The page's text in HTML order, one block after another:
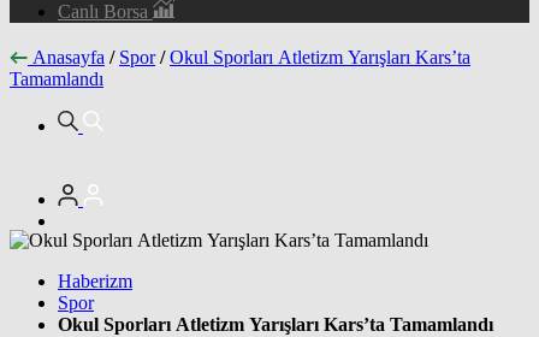
Canlı Borsa
Anasayfa / Spor / Okul Sporları Atletizm Yarışları Kars’ta
Tamamlandı
Haberizm
Spor
Okul Sporları Atletizm Yarışları Kars’ta Tamamlandı